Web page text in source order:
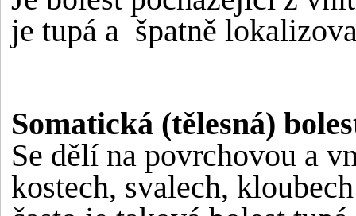
je tupá a špatně
Somatická (tělesná)
Se dělí na povrchovou a
kostech, svalech,